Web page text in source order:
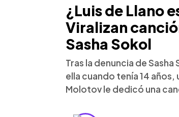
¿Luis de Llano
Viralizan
Sasha Sokol
Tras la denuncia de
ella cuando tenía 14
Molotov le dedicó una